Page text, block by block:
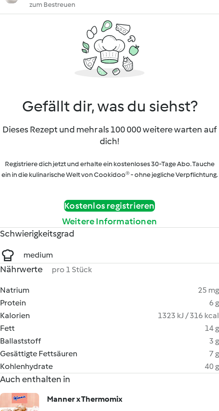
zum Bestreuen
Gefällt dir, was du siehst?
Dieses Rezept und mehr als 100 000 weitere warten auf
dich!
Registriere dich jetzt und erhalte ein kostenloses 30-Tage Abo. Tauche
ein in die kulinarische Welt von Cookidoo® - ohne jegliche Verpflichtung.
Kostenlos registrieren
Weitere Informationen
Schwierigkeitsgrad
medium
Nährwerte pro 1 Stück
Natrium
25 mg
Protein
6 g
Kalorien
1323 kJ / 316 kcal
Fett
14 g
Ballaststoff
3 g
Gesättigte Fettsäuren
7 g
Kohlenhydrate
40 g
Auch enthalten in
Manner x Thermomix